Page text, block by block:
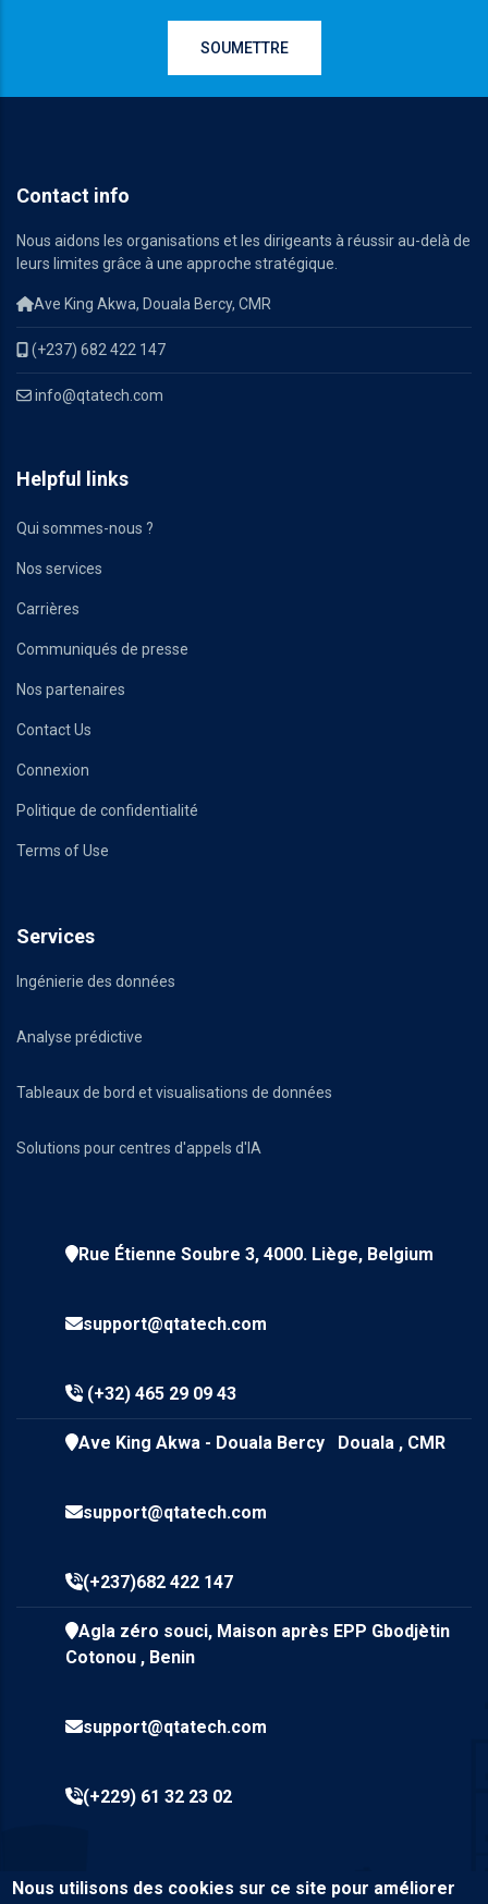
Contact info
Nous aidons les organisations et les dirigeants à réussir au-delà de
leurs limites grâce à une approche stratégique.
Ave King Akwa, Douala Bercy, CMR
(+237) 682 422 147
info@qtatech.com
Helpful links
Qui sommes-nous ?
Nos services
Carrières
Communiqués de presse
Nos partenaires
Contact Us
Connexion
Politique de confidentialité
Terms of Use
Services
Ingénierie des données
Analyse prédictive
Tableaux de bord et visualisations de données
Solutions pour centres d'appels d'IA
Rue Étienne Soubre 3, 4000. Liège, Belgium
support@qtatech.com
(+32) 465 29 09 43
Ave King Akwa - Douala Bercy Douala , CMR
support@qtatech.com
(+237)682 422 147
Agla zéro souci, Maison après EPP Gbodjètin
Cotonou , Benin
support@qtatech.com
(+229) 61 32 23 02
Nous utilisons des cookies sur ce site pour améliorer